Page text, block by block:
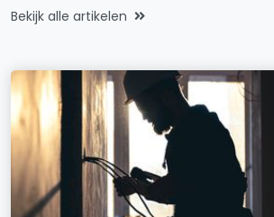
Bekijk alle artikelen